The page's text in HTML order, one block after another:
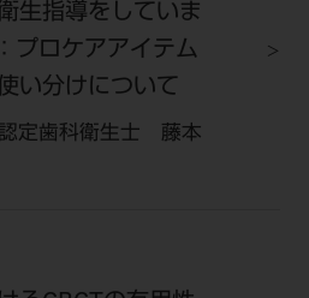
生指導をしていま
プロケアアイテム
い分けについて
定歯科衛生士 藤本